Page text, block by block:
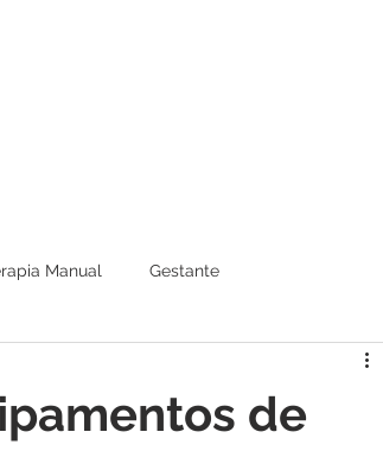
Manual Gestante
de